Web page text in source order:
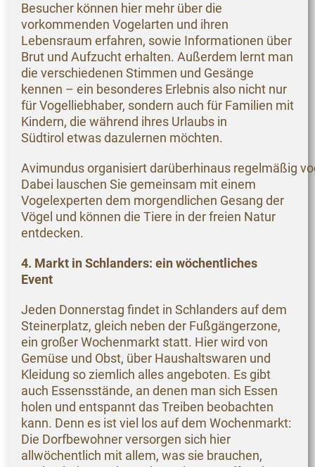
Besucher können hier mehr über die
vorkommenden Vogelarten und ihren
Lebensraum erfahren, sowie Informationen über
Brut und Aufzucht erhalten. Außerdem lernt man
die verschiedenen Stimmen und Gesänge
kennen – ein besonderes Erlebnis also nicht nur
für Vogelliebhaber, sondern auch für Familien mit
Kindern, die während ihres Urlaubs in
Südtirol etwas dazulernen möchten.
Avimundus organisiert darüberhinaus regelmäßig
Dabei lauschen Sie gemeinsam mit einem
Vogelexperten dem morgendlichen Gesang der
Vögel und können die Tiere in der freien Natur
entdecken.
4. Markt in Schlanders: ein wöchentliches
Event
Jeden Donnerstag findet in Schlanders auf dem
Steinerplatz, gleich neben der Fußgängerzone,
ein großer Wochenmarkt statt. Hier wird von
Gemüse und Obst, über Haushaltswaren und
Kleidung so ziemlich alles angeboten. Es gibt
auch Essensstände, an denen man sich Essen
holen und entspannt das Treiben beobachten
kann. Denn es ist viel los auf dem Wochenmarkt:
Die Dorfbewohner versorgen sich hier
allwöchentlich mit allem, was sie brauchen,